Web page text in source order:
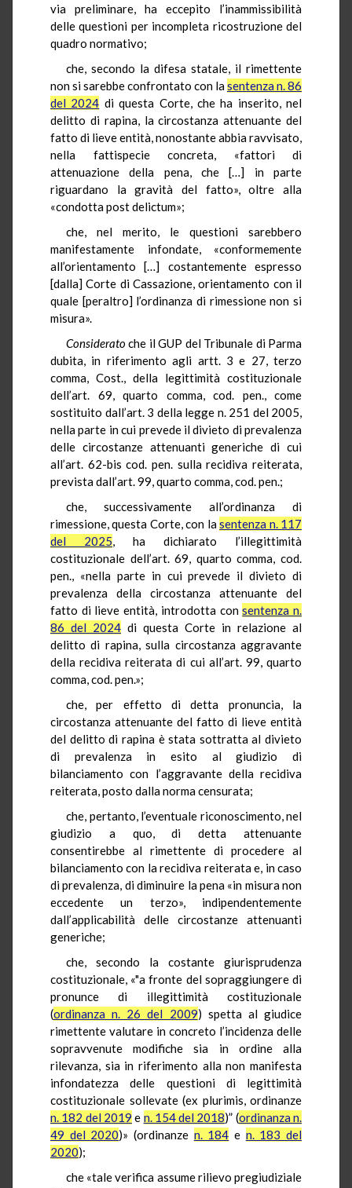
via preliminare, ha eccepito l’inammissibilità
delle questioni per incompleta ricostruzione del
quadro normativo;
che, secondo la difesa statale, il rimettente
non si sarebbe confrontato con lasentenza n. 86
del 2024 di questa Corte, che ha inserito, nel
delitto di rapina, la circostanza attenuante del
fatto di lieve entità, nonostante abbia ravvisato,
nella fattispecie concreta, «fattori di
attenuazione della pena, che […] in parte
riguardano la gravità del fatto», oltre alla
«condotta post delictum»;
che, nel merito, le questioni sarebbero
manifestamente infondate, «conformemente
all’orientamento […] costantemente espresso
[dalla] Corte di Cassazione, orientamento con il
quale [peraltro] l’ordinanza di rimessione non si
misura».
Consideratoche il GUP del Tribunale di Parma
dubita, in riferimento agli artt. 3 e 27, terzo
comma, Cost., della legittimità costituzionale
dell’art. 69, quarto comma, cod. pen., come
sostituito dall’art. 3 della legge n. 251 del 2005,
nella parte in cui prevede il divieto di prevalenza
delle circostanze attenuanti generiche di cui
all’art. 62-bis cod. pen. sulla recidiva reiterata,
prevista dall’art. 99, quarto comma, cod. pen.;
che, successivamente all’ordinanza di
rimessione, questa Corte, con lasentenza n. 117
del 2025, ha dichiarato l’illegittimità
costituzionale dell’art. 69, quarto comma, cod.
pen., «nella parte in cui prevede il divieto di
prevalenza della circostanza attenuante del
fatto di lieve entità, introdotta consentenza n.
86 del 2024 di questa Corte in relazione al
delitto di rapina, sulla circostanza aggravante
della recidiva reiterata di cui all’art. 99, quarto
comma, cod. pen.»;
che, per effetto di detta pronuncia, la
circostanza attenuante del fatto di lieve entità
del delitto di rapina è stata sottratta al divieto
di prevalenza in esito al giudizio di
bilanciamento con l’aggravante della recidiva
reiterata, posto dalla norma censurata;
che, pertanto, l’eventuale riconoscimento, nel
giudizio a quo, di detta attenuante
consentirebbe al rimettente di procedere al
bilanciamento con la recidiva reiterata e, in caso
di prevalenza, di diminuire la pena «in misura non
eccedente un terzo», indipendentemente
dall’applicabilità delle circostanze attenuanti
generiche;
che, secondo la costante giurisprudenza
costituzionale, «"a fronte del sopraggiungere di
pronunce di illegittimità costituzionale
(ordinanza n. 26 del 2009) spetta al giudice
rimettente valutare in concreto l’incidenza delle
sopravvenute modifiche sia in ordine alla
rilevanza, sia in riferimento alla non manifesta
infondatezza delle questioni di legittimità
costituzionale sollevate (ex plurimis, ordinanze
n. 182 del 2019 e n. 154 del 2018)” (ordinanza n.
49 del 2020)» (ordinanze n. 184 e n. 183 del
2020);
che «tale verifica assume rilievo pregiudiziale